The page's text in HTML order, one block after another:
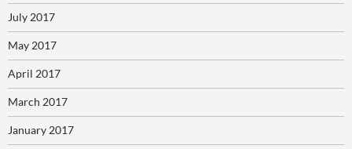
July 2017
May 2017
April 2017
March 2017
January 2017